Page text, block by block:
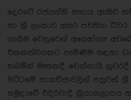
දෙරටේ රජයන්හි සහාය ඇතිව
හා ශ්‍රී ලංකාව අතර පවතින ධීවර
ගැනීම වෙනුවෙන් අන්‍යෝන්‍ය
එකඟත්වයකට පැමිණීම සඳහා
තබමින් මෑතකදී චෙන්නායි
මට්ටමේ සාකච්ඡාවලින් පසුවත් ශ්‍රී
හමුදාවේ එදිරිවාදී